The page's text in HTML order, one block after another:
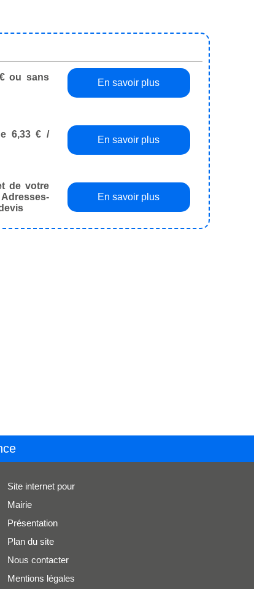
ou sans
En savoir plus
6,33 € /
En savoir plus
de votre
En savoir plus
Site internet pour
Mairie
Présentation
Plan du site
Nous contacter
Mentions légales